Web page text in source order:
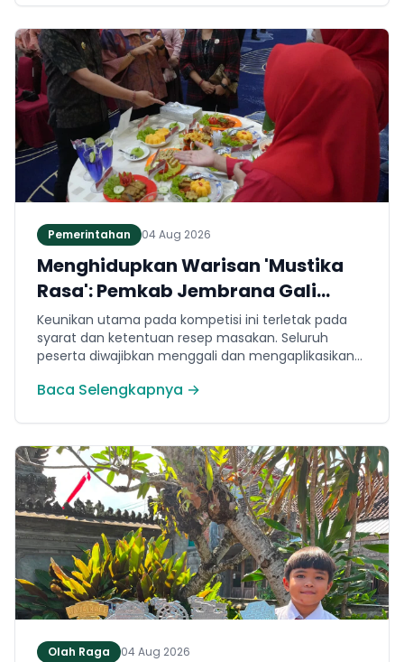
tindakan hukum lainnya.
Pemerintahan 04 Aug 2026
Menghidupkan Warisan 'Mustika
Rasa': Pemkab Jembrana Gali
Keteladanan Bung Karno Lewat
Lomba Cipta Menu Kuliner
Keunikan utama pada kompetisi ini terletak pada
syarat dan ketentuan resep masakan. Seluruh
peserta diwajibkan menggali dan mengaplikasikan
Mustika Rasa—buku kumpulan resep Nusantara
Indonesia, Ir. Soekarno. Melalui panduan resep
historis tersebut, para peserta berhasil
menghidangkan berbagai kreasi olahan pangan
lokal yang tidak hanya lezat tetapi juga bergizi,
beragam, aman dan seimbang.
Baca Selengkapnya →
Olah Raga 04 Aug 2026